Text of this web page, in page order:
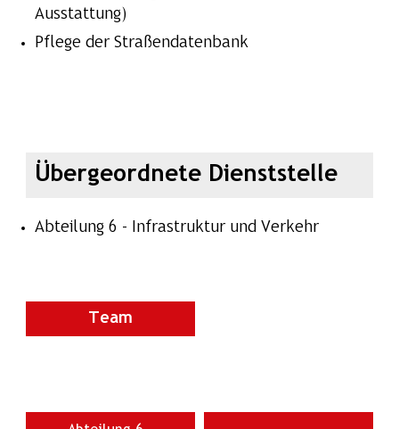
Ausstattung)
Pflege der Straßendatenbank
Übergeordnete Dienststelle
Abteilung 6 - Infrastruktur und Verkehr
Team